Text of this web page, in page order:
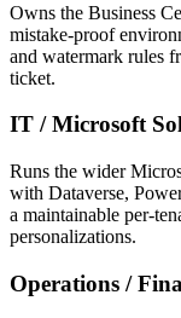
Owns the Business
mistake-proof
and watermark rules
ticket.
IT / Microsoft
Runs the wider
with Dataverse,
a maintainable per-
personalizations.
Operations /